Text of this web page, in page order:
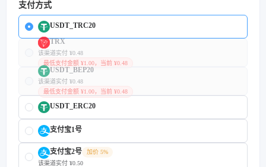
支付方式
USDT_TRC20
TRX
该渠道实付 ¥0.48
最低支付金额 ¥1.00，当前 ¥0.48
USDT_BEP20
该渠道实付 ¥0.48
最低支付金额 ¥1.00，当前 ¥0.48
USDT_ERC20
支付宝1号
支付宝2号
加价 5%
该渠道实付 ¥0.50